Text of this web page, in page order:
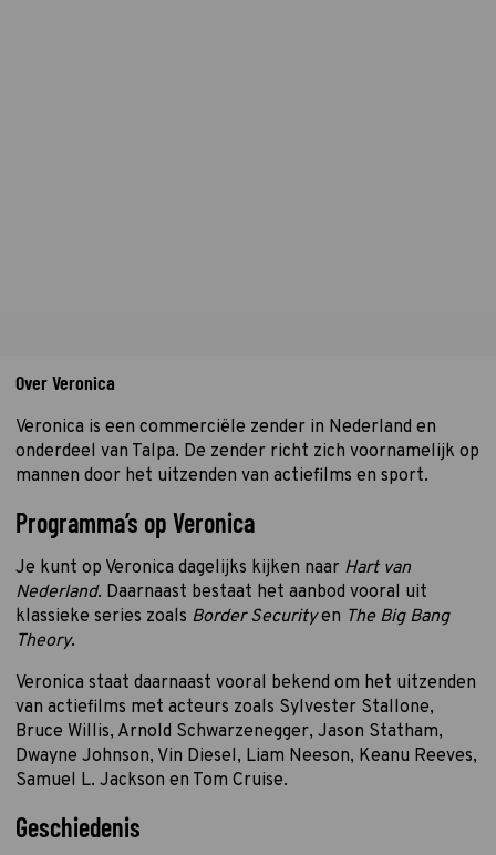
Over Veronica
Veronica is een commerciële zender in Nederland en
onderdeel van Talpa. De zender richt zich voornamelijk op
mannen door het uitzenden van actiefilms en sport.
Programma’s op Veronica
Je kunt op Veronica dagelijks kijken naar Hart van
Nederland. Daarnaast bestaat het aanbod vooral uit
klassieke series zoals Border Securityen The Big Bang
Theory.
Veronica staat daarnaast vooral bekend om het uitzenden
van actiefilms met acteurs zoals Sylvester Stallone,
Bruce Willis, Arnold Schwarzenegger, Jason Statham,
Dwayne Johnson, Vin Diesel, Liam Neeson, Keanu Reeves,
Samuel L. Jackson en Tom Cruise.
Geschiedenis